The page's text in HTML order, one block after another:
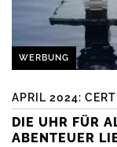
WERBUNG
APRIL 2024:
DIE UHR FÜR
ABENTEUER